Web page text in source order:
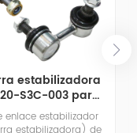
estabilizadora
S3C-003 para
Honda
enlace estabilizador